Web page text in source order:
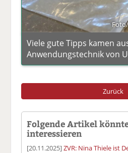
Viele gute Tipps kamen
Anwendungstechnik von
Zurück
Folgende Artikel
interessieren
[20.11.2025]ZVR: Nina Thiele ist